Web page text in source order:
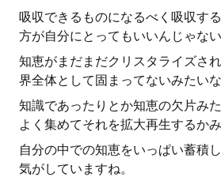
吸収できるものになるべく吸収す
方が自分にとってもいいんじゃない
知恵がまだまだクリスタライズさ
界全体として固まってないみたいな
知識であったりとか知恵の欠片み
よく集めてそれを拡大再生するかみ
自分の中での知恵をいっぱい蓄積
気がしていますね。